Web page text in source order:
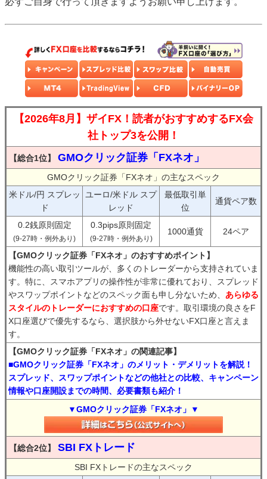
【2026年8月】ザイFX！読者がおすすめするFX会
社トップ3を公開！
【総合1位】 GMOクリック証券「FXネオ」
GMOクリック証券「FXネオ」の主なスペック
米ドル/円 スプレッ
ド
ユーロ/米ドル スプ
レッド
最低取引単
位
通貨ペア数
0.2銭原則固定
(9-27時・例外あり)
0.3pips原則固定
(9-27時・例外あり)
1000通貨 24ペア
【GMOクリック証券「FXネオ」のおすすめポイント】
機能性の高い取引ツールが、多くのトレーダーから支持されていま
す。特に、スマホアプリの操作性が非常に優れており、スプレッド
やスワップポイントなどのスペック面も申し分ないため、 あらゆる
スタイルのトレーダーにおすすめの口座です。取引環境の良さをF
X口座選びで優先するなら、選択肢から外せないFX口座と言えま
す。
【GMOクリック証券「FXネオ」の関連記事】
■GMOクリック証券「FXネオ」のメリット・デメリットを解説！
スプレッド、スワップポイントなどの他社との比較、キャンペーン
情報や口座開設までの時間、必要書類も紹介！
▼GMOクリック証券「FXネオ」▼
【総合2位】 SBI FXトレード
SBI FXトレードの主なスペック